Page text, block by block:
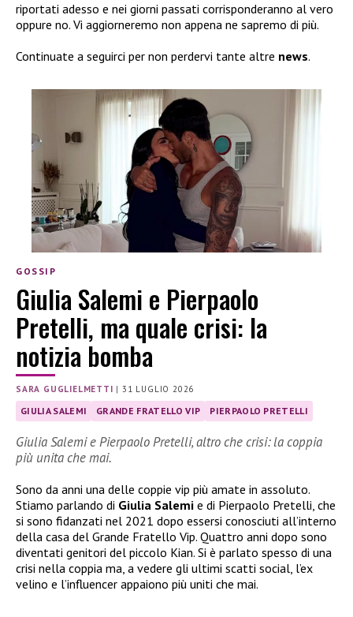
riportati adesso e nei giorni passati corrisponderanno al vero
oppure no. Vi aggiorneremo non appena ne sapremo di più.
Continuate a seguirci per non perdervi tante altre news.
GOSSIP
Giulia Salemi e Pierpaolo
Pretelli, ma quale crisi: la
notizia bomba
SARA GUGLIELMETTI |31 LUGLIO 2026
GIULIA SALEMI GRANDE FRATELLO VIP PIERPAOLO PRETELLI
Giulia Salemi e Pierpaolo Pretelli, altro che crisi: la coppia
più unita che mai.
Sono da anni una delle coppie vip più amate in assoluto.
Stiamo parlando di Giulia Salemi e di Pierpaolo Pretelli, che
si sono fidanzati nel 2021 dopo essersi conosciuti all’interno
della casa del Grande Fratello Vip. Quattro anni dopo sono
diventati genitori del piccolo Kian. Si è parlato spesso di una
crisi nella coppia ma, a vedere gli ultimi scatti social, l’ex
velino e l’influencer appaiono più uniti che mai.